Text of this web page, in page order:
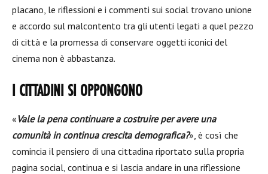
placano, le riflessioni e i commenti sui social trovano unione
e accordo sul malcontento tra gli utenti legati a quel pezzo
di città e la promessa di conservare oggetti iconici del
cinema non è abbastanza.
I CITTADINI SI OPPONGONO
«Vale la pena continuare a costruire per avere una
comunità in continua crescita demografica?», è così che
comincia il pensiero di una cittadina riportato sulla propria
pagina social, continua e si lascia andare in una riflessione